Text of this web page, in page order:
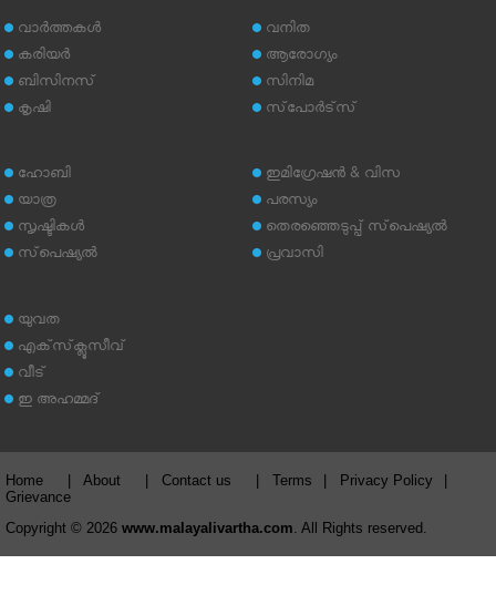
വാര്‍ത്തകള്‍
കരിയര്‍
ബിസിനസ്
കൃഷി
വനിത
ആരോഗ്യം
സിനിമ
സ്‌പോര്‍ട്‌സ്
ഹോബി
യാത്ര
സൃഷ്ടികള്‍
സ്‌പെഷ്യല്‍
ഇമിഗ്രേഷന്‍ & വിസ
പരസ്യം
തെരഞ്ഞെടുപ്പ് സ്‌പെഷ്യല്‍
പ്രവാസി
യുവത
എക്‌സ്‌ക്ലൂസീവ്
വീട്
ഇ അഹമ്മദ്‌
Home About Contact us Terms Privacy Policy
Grievance
Copyright © 2026 www.malayalivartha.com . All Rights reserved.